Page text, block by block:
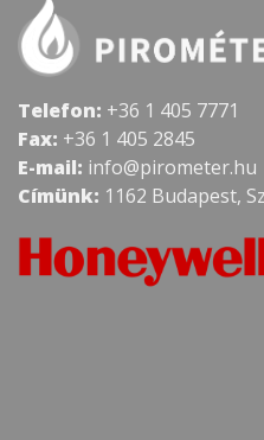
Telefon: +36 1 405 7771
Fax: +36 1 405 2845
E-mail: info@pirometer.hu
Címünk: 1162 Budapest,